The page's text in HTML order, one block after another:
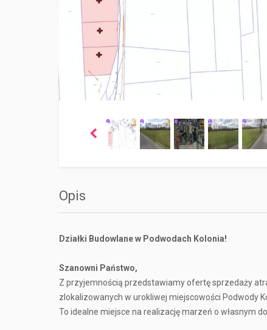
Opis
Działki Budowlane w Podwodach Kolonia!
Szanowni Państwo,
Z przyjemnością przedstawiamy ofertę sprzedaży
zlokalizowanych w urokliwej miejscowości Podwody
To idealne miejsce na realizację marzeń o własnym